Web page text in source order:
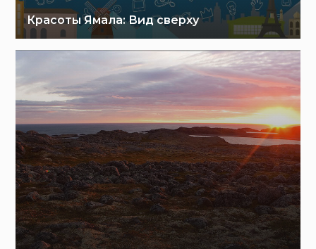
Красоты Ямала: Вид сверху